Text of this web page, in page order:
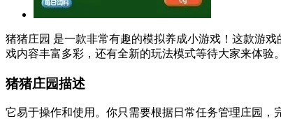
猪猪庄园 是一款非常有趣的模拟养成小游戏！这款游
戏内容丰富多彩，还有全新的玩法模式等待大家来体验
猪猪庄园描述
它易于操作和使用。你只需要根据日常任务管理庄园，